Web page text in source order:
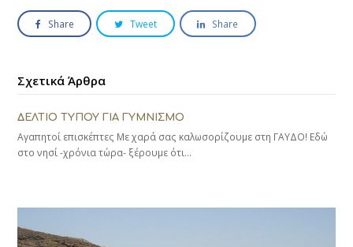
Share Tweet Share
Σχετικά Άρθρα
ΔΕΛΤΙΟ ΤΥΠΟΥ ΓΙΑ ΓΥΜΝΙΣΜΟ
Αγαπητοί επισκέπτες Με χαρά σας καλωσορίζουμε στη ΓΑΥΔΟ! Εδώ
στο νησί -χρόνια τώρα- ξέρουμε ότι…